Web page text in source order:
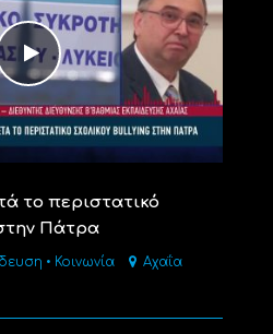
το περιστατικό
Πάτρα
• Κοινωνία Αχαΐα